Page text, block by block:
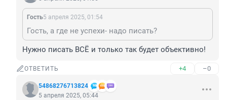
Гость5 апреля 2025, 01:54
Гость, а где не успехи- надо писать?
Нужно писать ВСЁ и только так будет объективно!
ОТВЕТИТЬ +4 –0
54868276713824
5 апреля 2025, 05:44